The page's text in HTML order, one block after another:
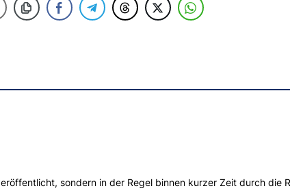
sondern in der Regel binnen kurzer Zeit durch die